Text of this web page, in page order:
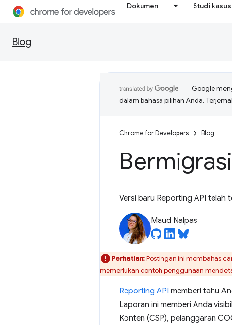
Dokumen Studi kasus
Blog
Google
dalam bahasa pilihan Anda.
Chrome for Developers Blog
Versi baru Reporting API telah
Maud Nalpas
Perhatian:Postingan ini membahas
memerlukan contoh penggunaan
Reporting API memberi tahu
Laporan ini memberi Anda
Konten (CSP), pelanggaran